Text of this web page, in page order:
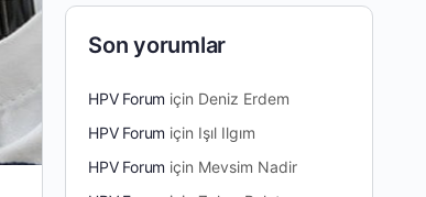
Son yorumlar
HPV Forum için Deniz Erdem
HPV Forum için Işıl Ilgım
HPV Forum için Mevsim Nadir